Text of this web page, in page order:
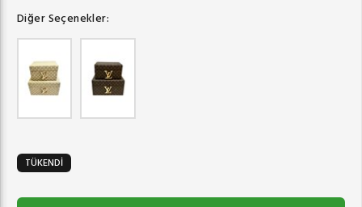
Diğer Seçenekler:
TÜKENDİ